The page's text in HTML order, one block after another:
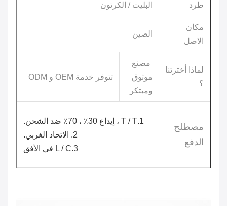
البليت / الكرتون
مكان
الاصل
الصين
لماذا أخترتنا
مصنع
موثوق
ومبتكر
تتوفر خدمة OEM و ODM
مصطلح